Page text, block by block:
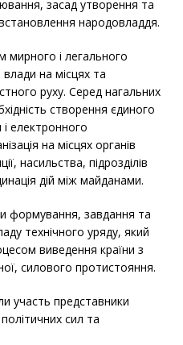
засад утворення та
народовладдя.
мирного і легального
на місцях та
руху. Серед нагальних
створення єдиного
і електронного
на місцях органів
насильства, підрозділів
дій між майданами.
формування, завдання та
технічного уряду, який
виведення країни з
силового протистояння.
участь представники
сил та